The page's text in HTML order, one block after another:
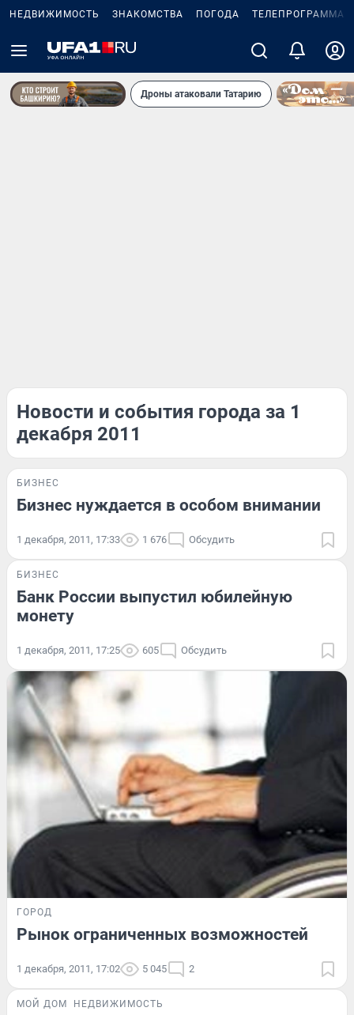
НЕДВИЖИМОСТЬ ЗНАКОМСТВА ПОГОДА ТЕЛЕПРОГРАММА
Дроны атаковали Татарию
Новости и события города за 1
декабря 2011
БИЗНЕС
Бизнес нуждается в особом внимании
1 декабря, 2011, 17:33 1 676 Обсудить
БИЗНЕС
Банк России выпустил юбилейную
монету
1 декабря, 2011, 17:25 605 Обсудить
ГОРОД
Рынок ограниченных возможностей
1 декабря, 2011, 17:02 5 045 2
МОЙ ДОМ НЕДВИЖИМОСТЬ